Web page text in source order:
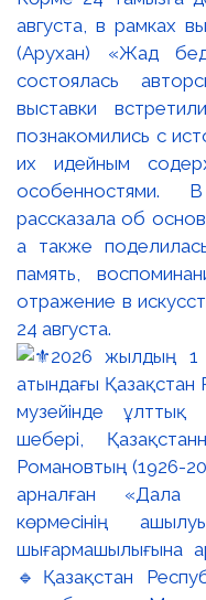
августа, в рамках
(Арухан) «Жад
состоялась
выставки
познакомились с
их идейным
особенностями.
рассказала об
а также
память,
отражение в
24 августа.